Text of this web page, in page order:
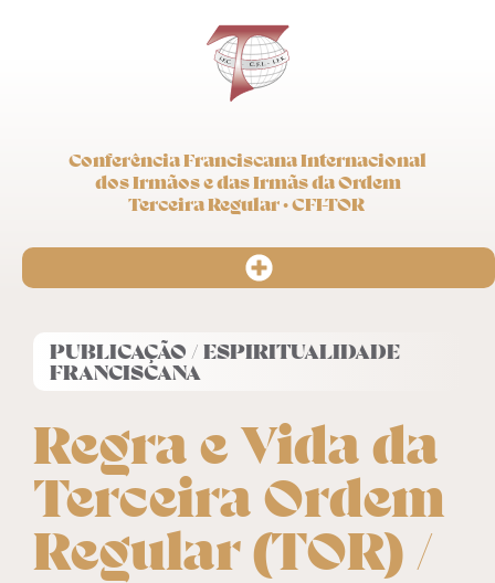
Conferência Franciscana Internacional
dos Irmãos e das Irmãs da Ordem
Terceira Regular · CFI-TOR
PUBLICAÇÃO / ESPIRITUALIDADE
FRANCISCANA
Regra e Vida da
Terceira Ordem
Regular (TOR) /